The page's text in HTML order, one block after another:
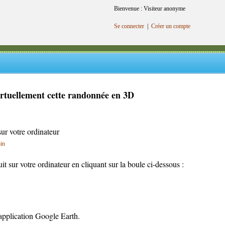
Bienvenue : Visiteur anonyme
Se connecter Créer un compte
cette randonnée en 3D
votre ordinateur
sur votre ordinateur en cliquant sur la boule ci-dessous :
Google Earth.